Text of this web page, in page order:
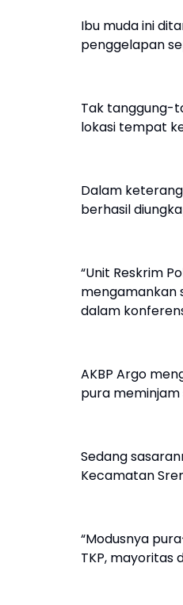
Ibu muda ini
penggelapan
Tak tanggung-
lokasi tempat
Dalam
berhasil
“Unit Reskrim
mengamankan
dalam
AKBP Argo
pura
Sedang
Kecamatan
“Modusnya
TKP, mayoritas